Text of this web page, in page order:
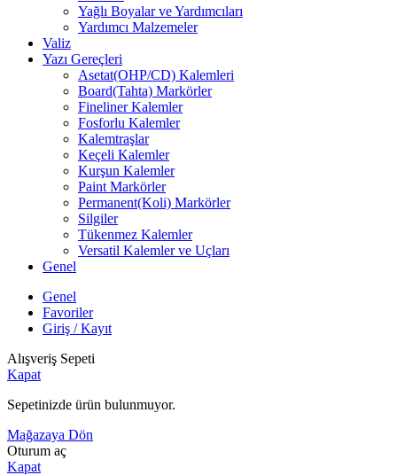
Yağlı Boyalar ve Yardımcıları
Yardımcı Malzemeler
Valiz
Yazı Gereçleri
Asetat(OHP/CD) Kalemleri
Board(Tahta) Markörler
Fineliner Kalemler
Fosforlu Kalemler
Kalemtraşlar
Keçeli Kalemler
Kurşun Kalemler
Paint Markörler
Permanent(Koli) Markörler
Silgiler
Tükenmez Kalemler
Versatil Kalemler ve Uçları
Genel
Genel
Favoriler
Giriş / Kayıt
Alışveriş Sepeti
Kapat
Sepetinizde ürün bulunmuyor.
Mağazaya Dön
Oturum aç
Kapat